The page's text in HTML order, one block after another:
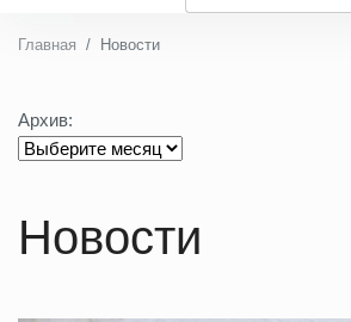
Главная Новости
Архив:
Новости